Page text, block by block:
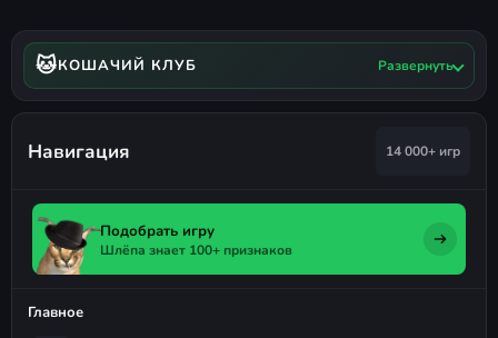
🐱КОШАЧИЙ КЛУБ Развернуть
Навигация 14 000+ игр
Подобрать игру
Шлёпа знает 100+ признаков
Главное